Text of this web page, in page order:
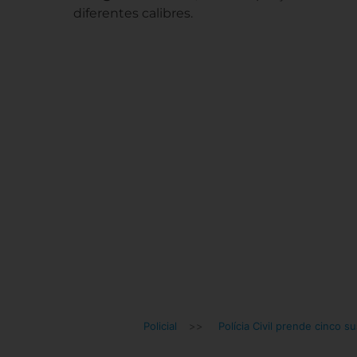
diferentes calibres.
Policial >> Polícia Civil prende cinco